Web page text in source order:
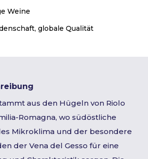
Weine
globale Qualität
aus den Hügeln von Riolo
Romagna, wo südöstliche
Mikroklima und der besondere
der Vena del Gesso für eine